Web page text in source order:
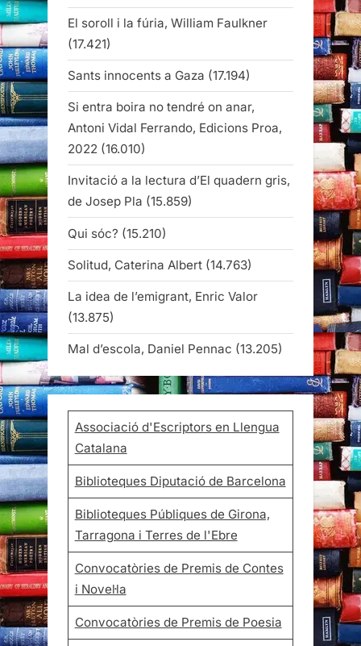
El soroll i la fúria, William Faulkner
(17.421)
Sants innocents a Gaza (17.194)
Si entra boira no tendré on anar,
Antoni Vidal Ferrando, Edicions Proa,
2022 (16.010)
Invitació a la lectura d’El quadern gris,
de Josep Pla (15.859)
Qui sóc? (15.210)
Solitud, Caterina Albert (14.763)
La idea de l’emigrant, Enric Valor
(13.875)
Mal d’escola, Daniel Pennac (13.205)
Associació d'Escriptors en Llengua
Catalana
Biblioteques Diputació de Barcelona
Biblioteques Públiques de Girona,
Tarragona i Terres de l'Ebre
Convocatòries de Premis de Contes
i Novel·la
Convocatòries de Premis de Poesia